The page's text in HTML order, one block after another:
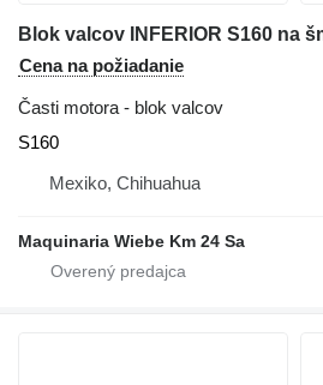
Cena na požiadanie
Časti motora - blok valcov
S160
Mexiko, Chihuahua
Maquinaria Wiebe Km 24 Sa